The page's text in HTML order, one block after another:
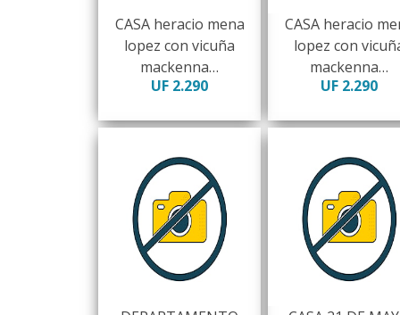
CASA heracio mena
lopez con vicuña
mackenna…
UF 2.290
CASA heracio
lopez con
mackenna…
UF 2.290